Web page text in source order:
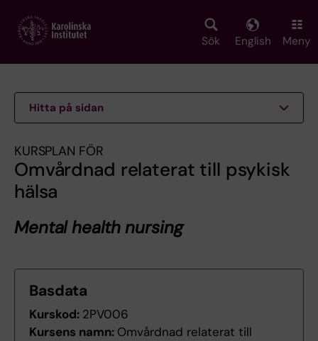
main
Sök English Meny
Hitta på sidan
KURSPLAN FÖR
Omvårdnad relaterat till psykisk
hälsa
Mental health nursing
Basdata
Kurskod: 2PV006
Kursens namn: Omvårdnad relaterat till